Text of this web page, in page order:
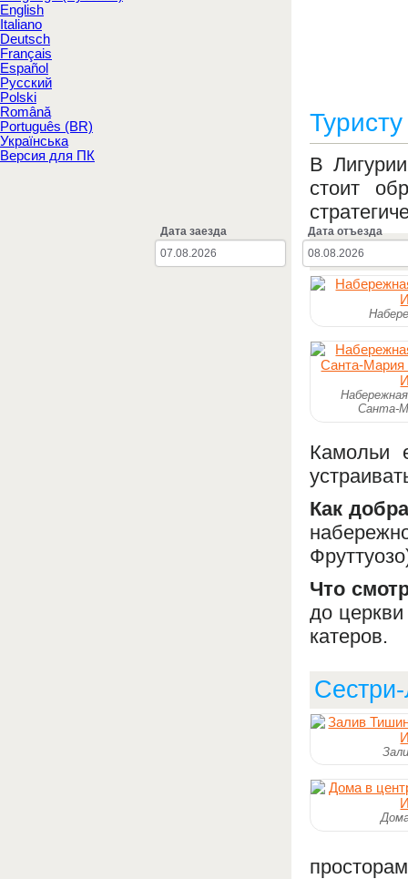
English
Italiano
Deutsch
Français
Español
Русский
Polski
Română
Português (BR)
Українська
Версия для ПК
Дата заезда Дата отъезда
В
стоит
Санта-
Камольи
Как
Что
до
катеров.